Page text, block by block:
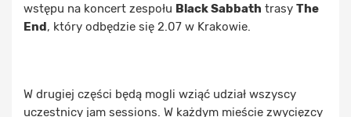
wstępu na koncert zespołu Black Sabbath trasy The
End , który odbędzie się 2.07 w Krakowie.
W drugiej części będą mogli wziąć udział wszyscy
uczestnicy jam sessions. W każdym mieście zwycięzcy